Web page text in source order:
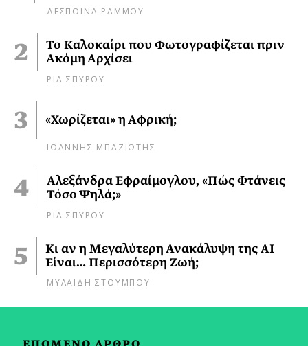
ΔΕΣΠΟΙΝΑ ΡΑΜΜΟΥ
Το Καλοκαίρι που Φωτογραφίζεται πριν
Ακόμη Αρχίσει
ΡΙΑ ΣΠΥΡΟΥ
«Χωρίζεται» η Αφρική;
ΙΩΑΝΝΗΣ ΜΠΑΖΙΩΤΗΣ
Αλεξάνδρα Εφραίμογλου, «Πώς Φτάνεις
Τόσο Ψηλά;»
ΡΙΑ ΣΠΥΡΟΥ
Κι αν η Μεγαλύτερη Ανακάλυψη της AI
Είναι… Περισσότερη Ζωή;
ΜΥΛΑΙΔΗ ΣΤΟΥΜΠΟΥ